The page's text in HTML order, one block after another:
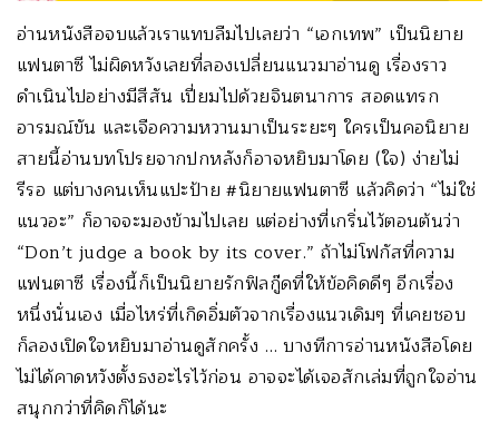
อ่านหนังสือจบแล้วเราแทบลืมไปเลยว่า “เอกเทพ” เป็นนิยาย
แฟนตาซี ไม่ผิดหวังเลยที่ลองเปลี่ยนแนวมาอ่านดู เรื่องราว
ดำเนินไปอย่างมีสีสัน เปี่ยมไปด้วยจินตนาการ สอดแทรก
อารมณ์ขัน และเจือความหวานมาเป็นระยะๆ ใครเป็นคอนิยาย
สายนี้อ่านบทโปรยจากปกหลังก็อาจหยิบมาโดย (ใจ) ง่ายไม่
รีรอ แต่บางคนเห็นแปะป้าย #นิยายแฟนตาซี แล้วคิดว่า “ไม่ใช่
แนวอะ” ก็อาจจะมองข้ามไปเลย แต่อย่างที่เกริ่นไว้ตอนต้นว่า
“Don’t judge a book by its cover.” ถ้าไม่โฟกัสที่ความ
แฟนตาซี เรื่องนี้ก็เป็นนิยายรักฟิลกู๊ดที่ให้ข้อคิดดีๆ อีกเรื่อง
หนึ่งนั่นเอง เมื่อไหร่ที่เกิดอิ่มตัวจากเรื่องแนวเดิมๆ ที่เคยชอบ
ก็ลองเปิดใจหยิบมาอ่านดูสักครั้ง … บางทีการอ่านหนังสือโดย
ไม่ได้คาดหวังตั้งธงอะไรไว้ก่อน อาจจะได้เจอสักเล่มที่ถูกใจอ่าน
สนุกกว่าที่คิดก็ได้นะ